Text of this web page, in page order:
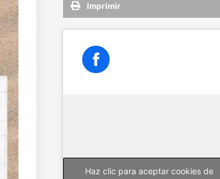
Imprimir
Haz clic para aceptar cookies de